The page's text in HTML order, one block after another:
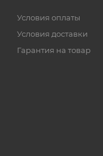
Условия оплаты
Условия доставки
Гарантия на товар